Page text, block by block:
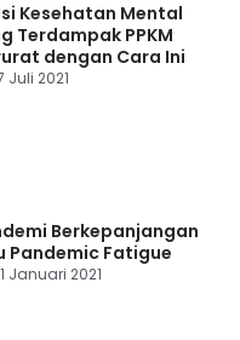
Kesehatan Mental
Terdampak PPKM
dengan Cara Ini
Juli 2021
Berkepanjangan
Pandemic Fatigue
Januari 2021